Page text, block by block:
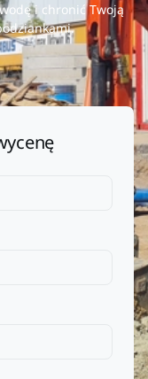
i chronić Twoją